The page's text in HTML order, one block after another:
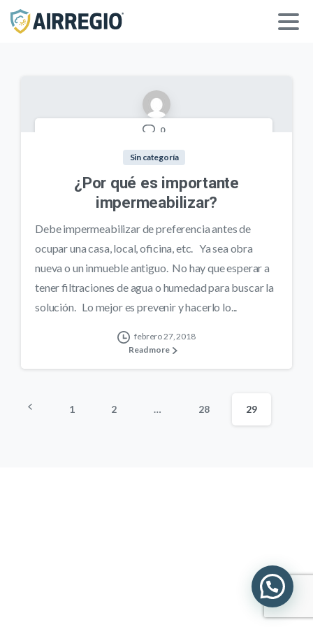
0
Sin categoría
¿Por qué es importante
impermeabilizar?
Debe impermeabilizar de preferencia antes de
ocupar una casa, local, oficina, etc. Ya sea obra
nueva o un inmueble antiguo. No hay que esperar a
tener filtraciones de agua o humedad para buscar la
solución. Lo mejor es prevenir y hacerlo lo...
febrero 27, 2018
Read more
1 2 … 28 29